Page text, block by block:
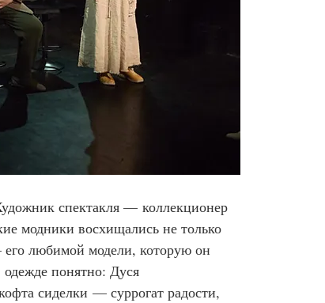
спектакля — коллекционер
модники восхищались не только
любимой модели, которую он
понятно: Дуся
сиделки — суррогат радости,